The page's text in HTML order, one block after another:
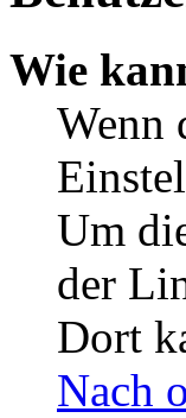
Wie
Wenn
Um
der
Dort
Nach